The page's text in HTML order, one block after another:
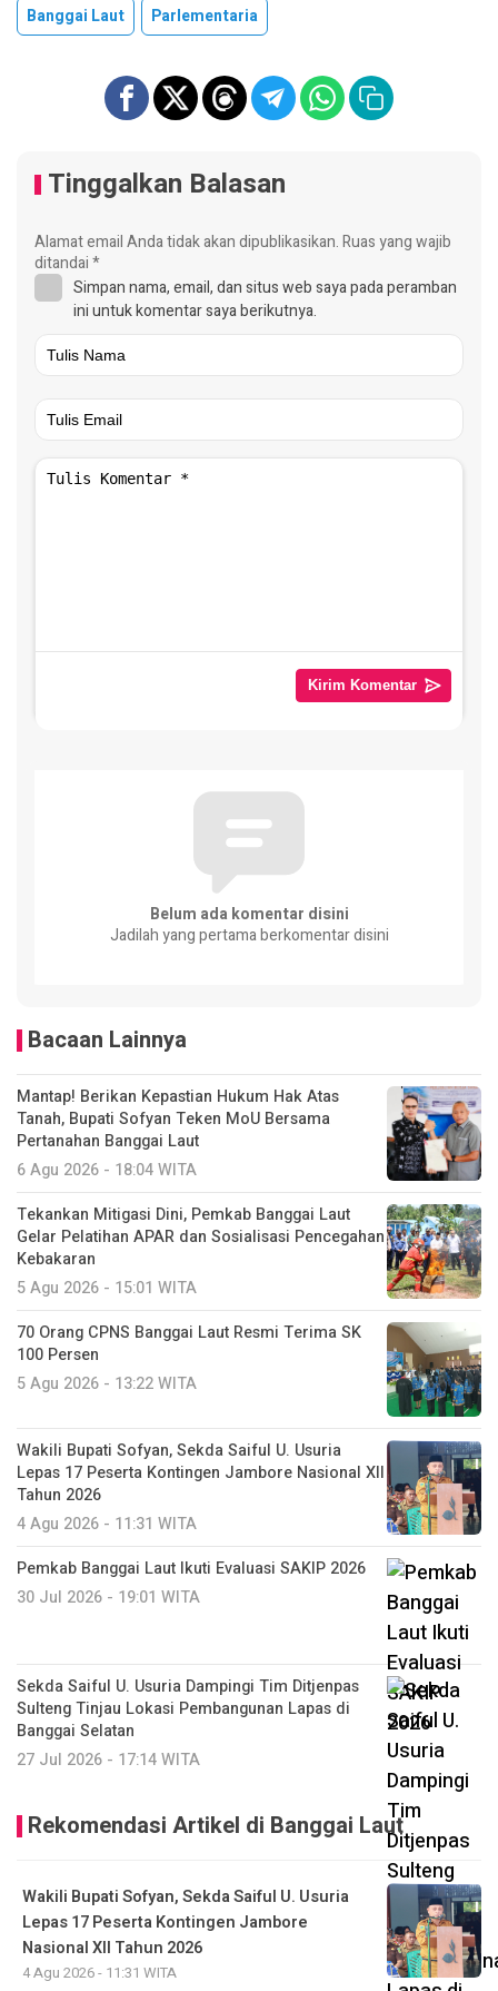
Banggai Laut Parlementaria
Tinggalkan Balasan
Alamat email Anda tidak akan dipublikasikan.Ruas yang wajib
ditandai*
Simpan nama, email, dan situs web saya pada peramban
ini untuk komentar saya berikutnya.
Belum ada komentar disini
Jadilah yang pertama berkomentar disini
Bacaan Lainnya
Mantap! Berikan Kepastian Hukum Hak Atas
Tanah, Bupati Sofyan Teken MoU Bersama
Pertanahan Banggai Laut
6 Agu 2026 - 18:04 WITA
Tekankan Mitigasi Dini, Pemkab Banggai Laut
Gelar Pelatihan APAR dan Sosialisasi Pencegahan
Kebakaran
5 Agu 2026 - 15:01 WITA
70 Orang CPNS Banggai Laut Resmi Terima SK
100 Persen
5 Agu 2026 - 13:22 WITA
Wakili Bupati Sofyan, Sekda Saiful U. Usuria
Lepas 17 Peserta Kontingen Jambore Nasional XII
Tahun 2026
4 Agu 2026 - 11:31 WITA
Pemkab Banggai Laut Ikuti Evaluasi SAKIP 2026
30 Jul 2026 - 19:01 WITA
Sekda Saiful U. Usuria Dampingi Tim Ditjenpas
Sulteng Tinjau Lokasi Pembangunan Lapas di
Banggai Selatan
27 Jul 2026 - 17:14 WITA
Rekomendasi Artikel di Banggai Laut
Wakili Bupati Sofyan, Sekda Saiful U. Usuria
Lepas 17 Peserta Kontingen Jambore
Nasional XII Tahun 2026
4 Agu 2026 - 11:31 WITA